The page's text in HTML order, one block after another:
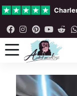
Ronan